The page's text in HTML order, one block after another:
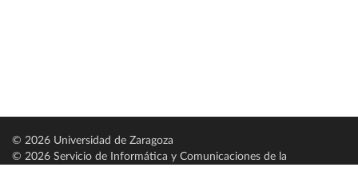
© 2026 Universidad de Zaragoza
© 2026 Servicio de Informática y Comunicaciones de la